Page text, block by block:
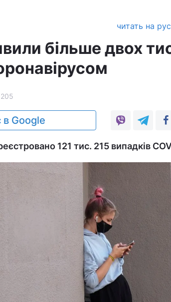
читать на
більше двох
в Google
121 тис. 215 випадків